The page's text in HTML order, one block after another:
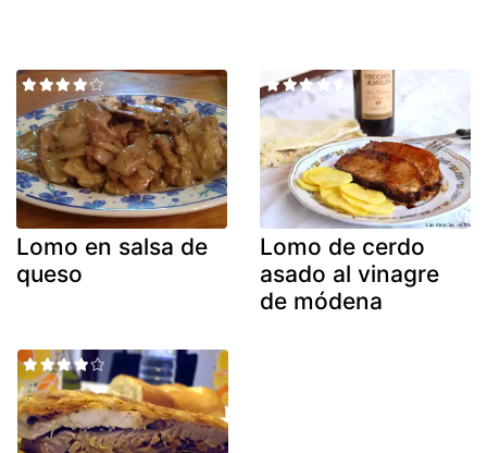
Lomo en salsa de
queso
Lomo de cerdo
asado al vinagre
de módena